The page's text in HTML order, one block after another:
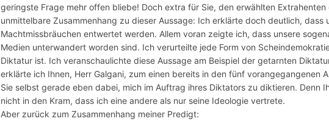
geringste Frage mehr offen bliebe! Doch extra für Sie, den erwählten Extrahenten
unmittelbare Zusammenhang zu dieser Aussage: Ich erklärte doch deutlich, dass
Machtmissbräuchen entwertet werden. Allem voran zeigte ich, dass unsere
Medien unterwandert worden sind. Ich verurteilte jede Form von
Diktatur ist. Ich veranschaulichte diese Aussage am Beispiel der getarnten
erklärte ich Ihnen, Herr Galgani, zum einen bereits in den fünf vorangegangenen
Sie selbst gerade eben dabei, mich im Auftrag ihres Diktators zu diktieren. Denn
nicht in den Kram, dass ich eine andere als nur seine Ideologie vertrete.
Aber zurück zum Zusammenhang meiner Predigt: